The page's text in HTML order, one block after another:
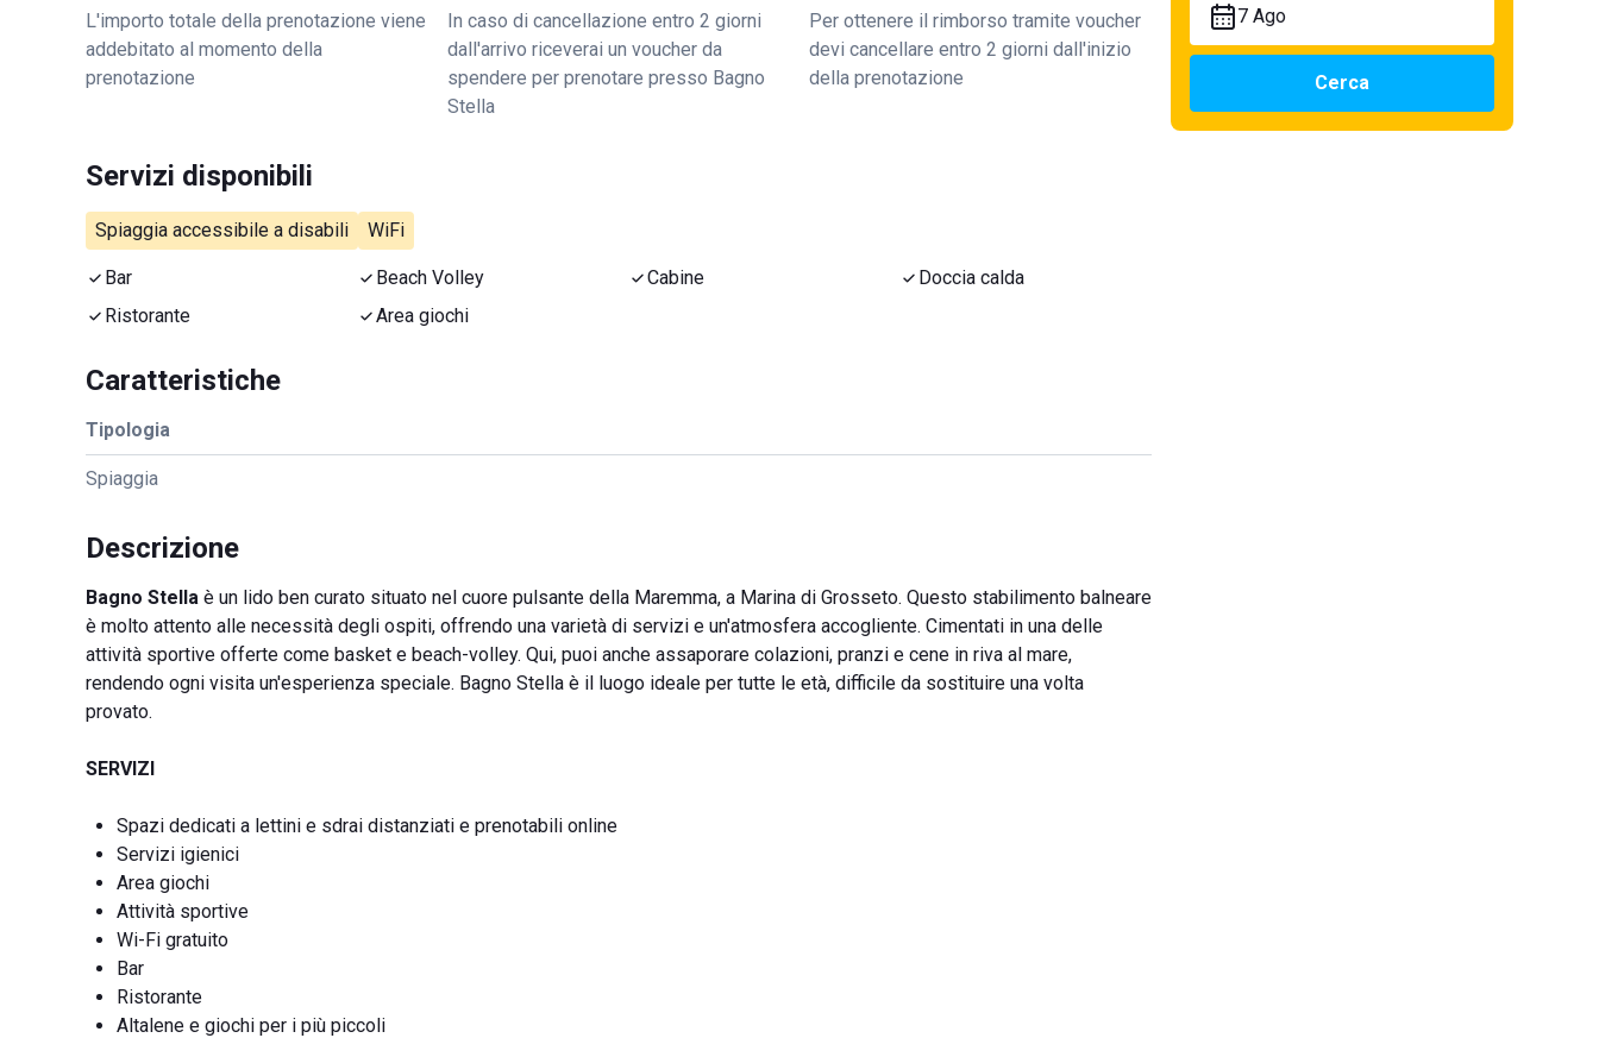
L'importo totale della prenotazione viene
addebitato al momento della
prenotazione
In caso di cancellazione entro 2 giorni
dall'arrivo riceverai un voucher da
spendere per prenotare presso Bagno
Stella
Per ottenere il rimborso tramite voucher
devi cancellare entro 2 giorni dall'inizio
della prenotazione
Servizi disponibili
Spiaggia accessibile a disabili WiFi
Bar Beach Volley Cabine
Doccia calda
Ristorante
Area giochi
Caratteristiche
Tipologia
Spiaggia
Descrizione
Bagno Stella è un lido ben curato situato nel cuore pulsante della Maremma, a Marina di Grosseto. Questo stabilimento balneare
è molto attento alle necessità degli ospiti, offrendo una varietà di servizi e un'atmosfera accogliente. Cimentati in una delle
attività sportive offerte come basket e beach-volley. Qui, puoi anche assaporare colazioni, pranzi e cene in riva al mare,
rendendo ogni visita un'esperienza speciale. Bagno Stella è il luogo ideale per tutte le età, difficile da sostituire una volta
provato.
SERVIZI
Spazi dedicati a lettini e sdrai distanziati e prenotabili online
Servizi igienici
Area giochi
Attività sportive
Wi-Fi gratuito
Bar
Ristorante
Altalene e giochi per i più piccoli
7 Ago
Cerca